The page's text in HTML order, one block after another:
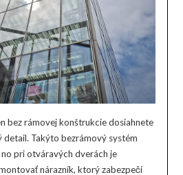
bez rámovej konštrukcie dosiahnete
Takýto bezrámový systém
pri otváravých dverách je
nárazník, ktorý zabezpečí